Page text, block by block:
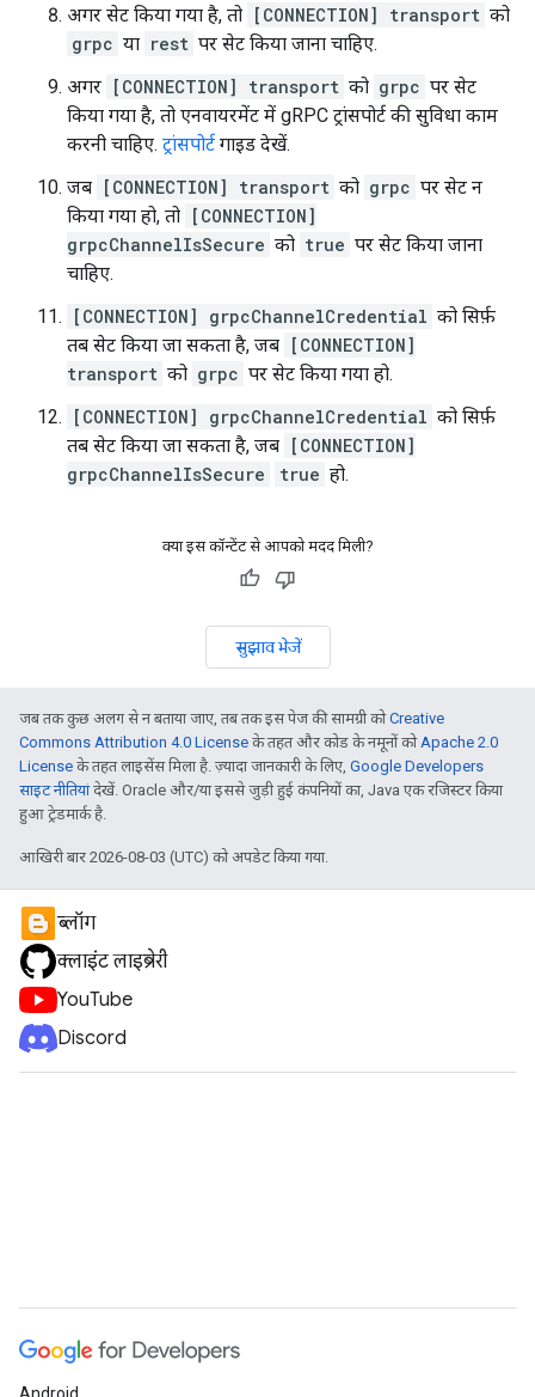
अगर सेट किया गया है, तो [CONNECTION] transport को
grpc या rest पर सेट किया जाना चाहिए.
अगर [CONNECTION] transport को grpc पर सेट
किया गया है, तो एनवायरमेंट में gRPC ट्रांसपोर्ट की सुविधा काम
करनी चाहिए. ट्रांसपोर्ट गाइड देखें.
जब [CONNECTION] transport को grpc पर सेट न
किया गया हो, तो [CONNECTION]
grpcChannelIsSecure को true पर सेट किया जाना
चाहिए.
[CONNECTION] grpcChannelCredential को सिर्फ़
तब सेट किया जा सकता है, जब [CONNECTION]
transport को grpc पर सेट किया गया हो.
[CONNECTION] grpcChannelCredential को सिर्फ़
तब सेट किया जा सकता है, जब [CONNECTION]
grpcChannelIsSecure
true हो.
क्या इस कॉन्टेंट से आपको मदद मिली?
सुझाव भेजें
जब तक कुछ अलग से न बताया जाए, तब तक इस पेज की सामग्री कोCreative
Commons Attribution 4.0 License के तहत और कोड के नमूनों कोApache 2.0
License के तहत लाइसेंस मिला है. ज़्यादा जानकारी के लिए, Google Developers
साइट नीतियांदेखें. Oracle और/या इससे जुड़ी हुई कंपनियों का, Java एक रजिस्टर किया
हुआ ट्रेडमार्क है.
आखिरी बार 2026-08-03 (UTC) को अपडेट किया गया.
ब्लॉग
क्लाइंट लाइब्रेरी
YouTube
Discord